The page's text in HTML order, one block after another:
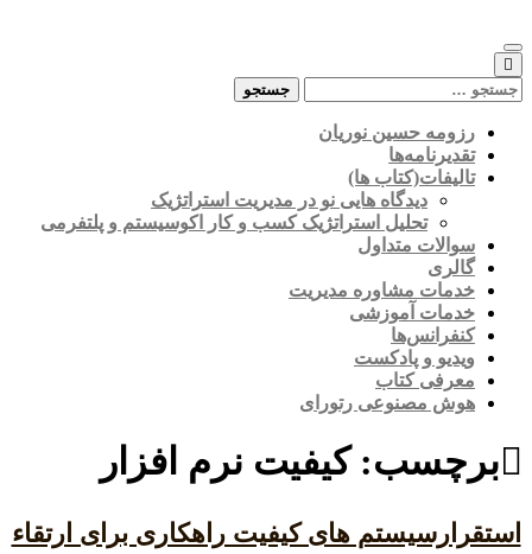
to
content
جستجو
رزومه حسین نوریان
تقدیرنامه‌ها
تالیفات(کتاب ها)
دیدگاه هایی نو در مدیریت استراتژیک
تحلیل استراتژیک کسب و کار اکوسیستم و پلتفرمی
سوالات متداول
گالری
خدمات مشاوره مدیریت
خدمات آموزشی
کنفرانس‌ها
ویدیو و پادکست
معرفی کتاب
هوش مصنوعی رتورای
برچسب:کیفیت نرم افزار
استقرارسیستم های کیفیت راهکاری برای ارتقاء